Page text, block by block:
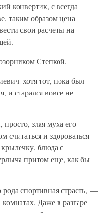
конвертик, с всегда
таким образом цена
свои расчеты на
Степкой.
хотя тот, пока был
и старался вовсе не
злая муха его
считаться и здороваться
блюда с
притом еще, как бы
спортивная страсть, —
Даже в разгаре